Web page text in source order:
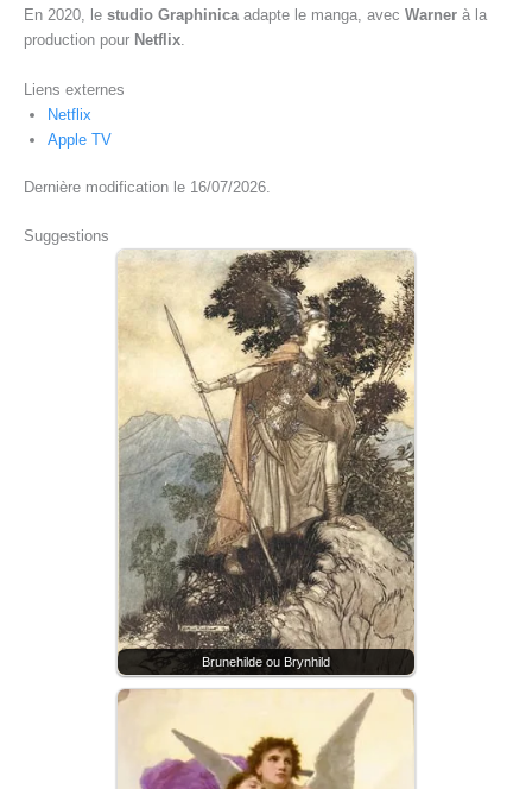
En 2020, le studio Graphinicaadapte le manga, avec Warner à la
production pour Netflix.
Liens externes
Netflix
Apple TV
Dernière modification le 16/07/2026.
Suggestions
Brunehilde ou Brynhild